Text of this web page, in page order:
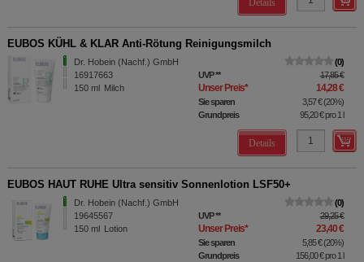
EUBOS KÜHL & KLAR Anti-Rötung Reinigungsmilch
Dr. Hobein (Nachf.) GmbH
16917663
150 ml Milch
0
UVP** 17,85 €
Unser Preis* 14,28 €
Sie sparen 3,57 €(20%)
Grundpreis
95,20 €pro 1 l
Details
EUBOS HAUT RUHE Ultra sensitiv Sonnenlotion LSF50+
Dr. Hobein (Nachf.) GmbH
19645567
150 ml Lotion
0
UVP** 29,25 €
Unser Preis* 23,40 €
Sie sparen 5,85 €(20%)
Grundpreis
156,00 €pro 1 l